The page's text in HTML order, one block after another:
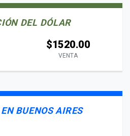
DEL DÓLAR
$1520.00
VENTA
BUENOS AIRES